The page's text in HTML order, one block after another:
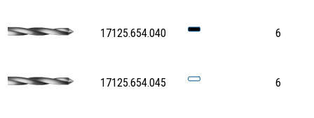
17125.654.040 6
17125.654.045 6